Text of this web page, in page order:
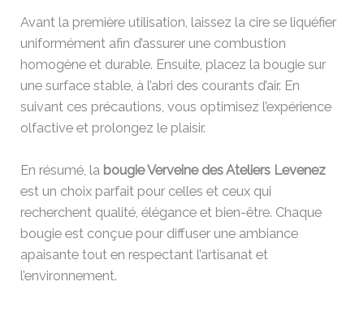
Avant la première utilisation, laissez la cire se liquéfier
uniformément afin d’assurer une combustion
homogène et durable. Ensuite, placez la bougie sur
une surface stable, à l’abri des courants d’air. En
suivant ces précautions, vous optimisez l’expérience
olfactive et prolongez le plaisir.
En résumé, la bougie Verveine des Ateliers Levenez
est un choix parfait pour celles et ceux qui
recherchent qualité, élégance et bien-être. Chaque
bougie est conçue pour diffuser une ambiance
apaisante tout en respectant l’artisanat et
l’environnement.